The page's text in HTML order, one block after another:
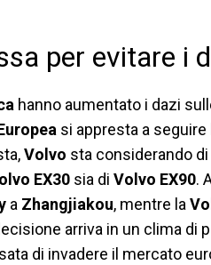
per evitare i
hanno aumentato i dazi
si appresta a
Volvo sta considerando
EX30 sia di Volvo EX90.
a Zhangjiakou, mentre la
arriva in un clima di
di invadere il mercato